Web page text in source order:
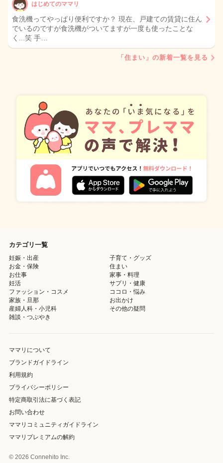
はじめてのママリ
食洗機ってやっぱり便利ですか？ 現在、戸建ての賃貸に住ん
でいるのですが食洗機がついてますが一度も使ったことな
く...笑 手…
「住まい」の新着一覧を見る
カテゴリ一覧
妊娠・出産
子育て・グッズ
お金・保険
住まい
お仕事
家事・料理
妊活
サプリ・健康
ファッション・コスメ
ココロ・悩み
家族・旦那
お出かけ
産婦人科・小児科
その他の疑問
雑談・つぶやき
ママリについて
ブランドガイドライン
利用規約
プライバシーポリシー
特定商取引法に基づく表記
お問い合わせ
ママリコミュニティガイドライン
ママリプレミアムの解約
© 2026 Connehito Inc.